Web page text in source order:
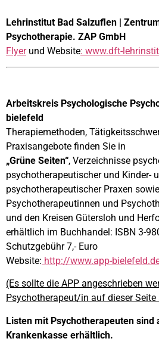
Lehrinstitut Bad Salzuflen |
Psychotherapie. ZAP GmbH
Flyerund Website: www.dft-
Arbeitskreis Psychologische
bielefeld
Therapiemethoden,
Praxisangebote finden Sie in
„Grüne Seiten“, Verzeichnisse
psychotherapeutischer und Kinder-
psychotherapeutischer Praxen
Psychotherapeutinnen und
und den Kreisen Gütersloh und
erhältlich im Buchhandel: ISBN 3-
Schutzgebühr 7,- Euro
Website: http://www.app-
(Es sollte die APP angeschrieben
Psychotherapeut/in auf dieser
Listen mit Psychotherapeuten sind
Krankenkasse erhältlich.